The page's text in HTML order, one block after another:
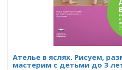
Ателье в яслях. Рисуем,
мастерим с детьми до 3